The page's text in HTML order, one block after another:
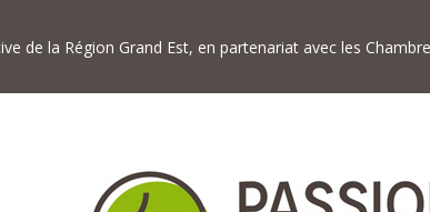
de la Région Grand Est, en partenariat avec les